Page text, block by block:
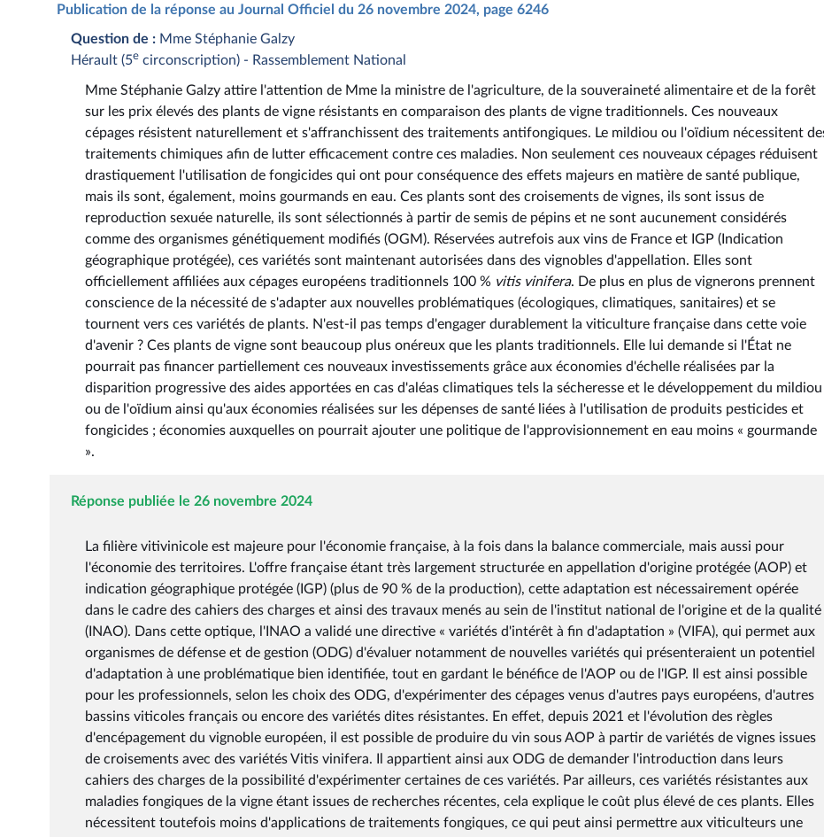
Publication de la réponse au Journal Officiel du 26 novembre 2024, page 6246
Question de : Mme Stéphanie Galzy
Hérault (5e circonscription) - Rassemblement National
Mme Stéphanie Galzy attire l'attention de Mme la ministre de l'agriculture, de la souveraineté alimentaire et de la forêt
sur les prix élevés des plants de vigne résistants en comparaison des plants de vigne traditionnels. Ces nouveaux
cépages résistent naturellement et s'affranchissent des traitements antifongiques. Le mildiou ou l'oïdium nécessitent
traitements chimiques afin de lutter efficacement contre ces maladies. Non seulement ces nouveaux cépages réduisent
drastiquement l'utilisation de fongicides qui ont pour conséquence des effets majeurs en matière de santé publique,
mais ils sont, également, moins gourmands en eau. Ces plants sont des croisements de vignes, ils sont issus de
reproduction sexuée naturelle, ils sont sélectionnés à partir de semis de pépins et ne sont aucunement considérés
comme des organismes génétiquement modifiés (OGM). Réservées autrefois aux vins de France et IGP (Indication
géographique protégée), ces variétés sont maintenant autorisées dans des vignobles d'appellation. Elles sont
officiellement affiliées aux cépages européens traditionnels 100 % vitis vinifera. De plus en plus de vignerons prennent
conscience de la nécessité de s'adapter aux nouvelles problématiques (écologiques, climatiques, sanitaires) et se
tournent vers ces variétés de plants. N'est-il pas temps d'engager durablement la viticulture française dans cette voie
d'avenir ? Ces plants de vigne sont beaucoup plus onéreux que les plants traditionnels. Elle lui demande si l'État ne
pourrait pas financer partiellement ces nouveaux investissements grâce aux économies d'échelle réalisées par la
disparition progressive des aides apportées en cas d'aléas climatiques tels la sécheresse et le développement du mildiou
ou de l'oïdium ainsi qu'aux économies réalisées sur les dépenses de santé liées à l'utilisation de produits pesticides et
fongicides ; économies auxquelles on pourrait ajouter une politique de l'approvisionnement en eau moins « gourmande
».
Réponse publiée le 26 novembre 2024
La filière vitivinicole est majeure pour l'économie française, à la fois dans la balance commerciale, mais aussi pour
l'économie des territoires. L'offre française étant très largement structurée en appellation d'origine protégée (AOP) et
indication géographique protégée (IGP) (plus de 90 % de la production), cette adaptation est nécessairement opérée
dans le cadre des cahiers des charges et ainsi des travaux menés au sein de l'institut national de l'origine et de la qualité
(INAO). Dans cette optique, l'INAO a validé une directive « variétés d'intérêt à fin d'adaptation » (VIFA), qui permet aux
organismes de défense et de gestion (ODG) d'évaluer notamment de nouvelles variétés qui présenteraient un potentiel
d'adaptation à une problématique bien identifiée, tout en gardant le bénéfice de l'AOP ou de l'IGP. Il est ainsi possible
pour les professionnels, selon les choix des ODG, d'expérimenter des cépages venus d'autres pays européens, d'autres
bassins viticoles français ou encore des variétés dites résistantes. En effet, depuis 2021 et l'évolution des règles
d'encépagement du vignoble européen, il est possible de produire du vin sous AOP à partir de variétés de vignes issues
de croisements avec des variétés Vitis vinifera. Il appartient ainsi aux ODG de demander l'introduction dans leurs
cahiers des charges de la possibilité d'expérimenter certaines de ces variétés. Par ailleurs, ces variétés résistantes aux
maladies fongiques de la vigne étant issues de recherches récentes, cela explique le coût plus élevé de ces plants. Elles
nécessitent toutefois moins d'applications de traitements fongiques, ce qui peut ainsi permettre aux viticulteurs une